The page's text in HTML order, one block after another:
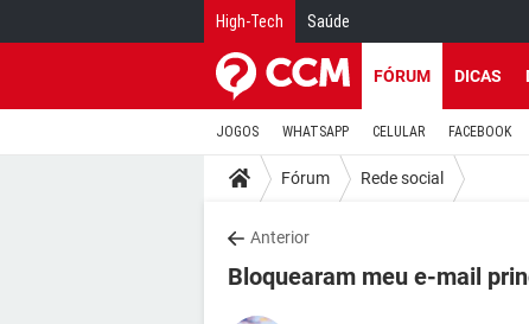
High-Tech Saúde
FÓRUM DICAS
JOGOS WHATSAPP CELULAR FACEBOOK
Fórum Rede social
Anterior
Bloquearam meu e-mail